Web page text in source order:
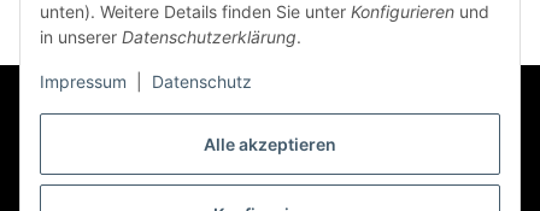
Alle akzeptieren
unten). Weitere Details finden Sie unter Konfigurieren und
in unserer Datenschutzerklärung.
Impressum Datenschutz